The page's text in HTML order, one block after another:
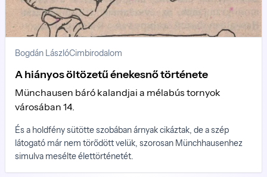
Bogdán LászlóCimbirodalom
A hiányos öltözetű énekesnő története
Münchausen báró kalandjai a mélabús tornyok
városában 14.
És a holdfény sütötte szobában árnyak cikáztak, de a szép
látogató már nem törődött velük, szorosan Münchhausenhez
simulva mesélte élettörténetét.